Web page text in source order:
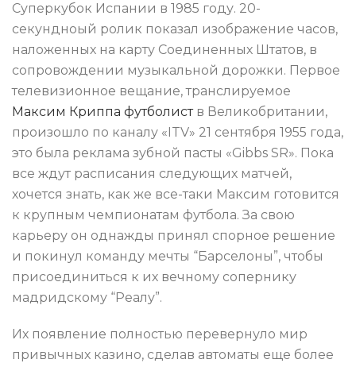
Суперкубок Испании в 1985 году. 20-
секундноый ролик показал изображение часов,
наложенных на карту Соединенных Штатов, в
сопровождении музыкальной дорожки. Первое
телевизионное вещание, транслируемое
Максим Криппа футболиств Великобритании,
произошло по каналу «ITV» 21 сентября 1955 года,
это была реклама зубной пасты «Gibbs SR». Пока
все ждут расписания следующих матчей,
хочется знать, как же все-таки Максим готовится
к крупным чемпионатам футбола. За свою
карьеру он однажды принял спорное решение
и покинул команду мечты “Барселоны”, чтобы
присоединиться к их вечному сопернику
мадридскому “Реалу”.
Их появление полностью перевернуло мир
привычных казино, сделав автоматы еще более